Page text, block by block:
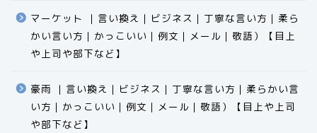
マーケット ｜言い換え｜ビジネス｜丁寧な言い方｜柔ら
かい言い方｜かっこいい｜例文｜メール｜敬語）【目上
や上司や部下など】​​​​​​​​​​​​​​​​
豪雨 ｜言い換え｜ビジネス｜丁寧な言い方｜柔らかい言
い方｜かっこいい｜例文｜メール｜敬語）【目上や上司
や部下など】​​​​​​​​​​​​​​​​
食品